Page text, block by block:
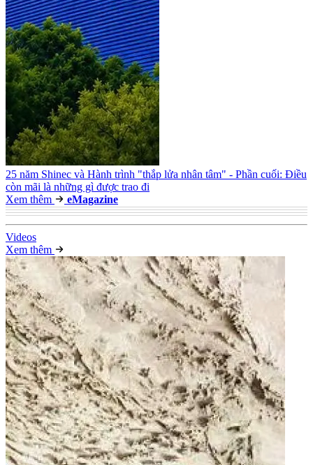
25 năm Shinec và Hành trình "thắp lửa nhân tâm" - Phần cuối: Điều
còn mãi là những gì được trao đi
Xem thêm
eMagazine
Videos
Xem thêm